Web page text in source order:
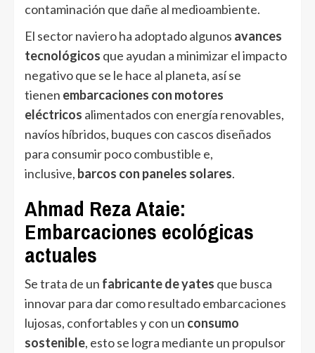
contaminación que dañe al medioambiente.
El sector naviero ha adoptado algunos avances
tecnológicos que ayudan a minimizar el impacto
negativo que se le hace al planeta, así se
tienen embarcaciones con motores
eléctricos alimentados con energía renovables,
navíos híbridos, buques con cascos diseñados
para consumir poco combustible e,
inclusive, barcos con paneles solares.
Ahmad Reza Ataie:
Embarcaciones ecológicas
actuales
Se trata de un fabricante de yates que busca
innovar para dar como resultado embarcaciones
lujosas, confortables y con un consumo
sostenible, esto se logra mediante un propulsor